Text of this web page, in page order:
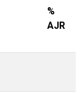
%
AJR